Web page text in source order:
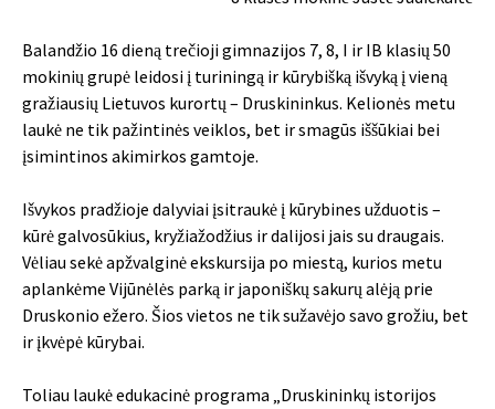
Balandžio 16 dieną trečioji gimnazijos 7, 8, I ir IB klasių 50
mokinių grupė leidosi į turiningą ir kūrybišką išvyką į vieną
gražiausių Lietuvos kurortų – Druskininkus. Kelionės metu
laukė ne tik pažintinės veiklos, bet ir smagūs iššūkiai bei
įsimintinos akimirkos gamtoje.
Išvykos pradžioje dalyviai įsitraukė į kūrybines užduotis –
kūrė galvosūkius, kryžiažodžius ir dalijosi jais su draugais.
Vėliau sekė apžvalginė ekskursija po miestą, kurios metu
aplankėme Vijūnėlės parką ir japoniškų sakurų alėją prie
Druskonio ežero. Šios vietos ne tik sužavėjo savo grožiu, bet
ir įkvėpė kūrybai.
Toliau laukė edukacinė programa „Druskininkų istorijos